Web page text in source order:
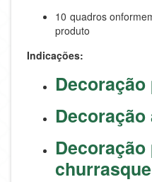
10 quadros
produto
Indicações:
Decoração
Decoração